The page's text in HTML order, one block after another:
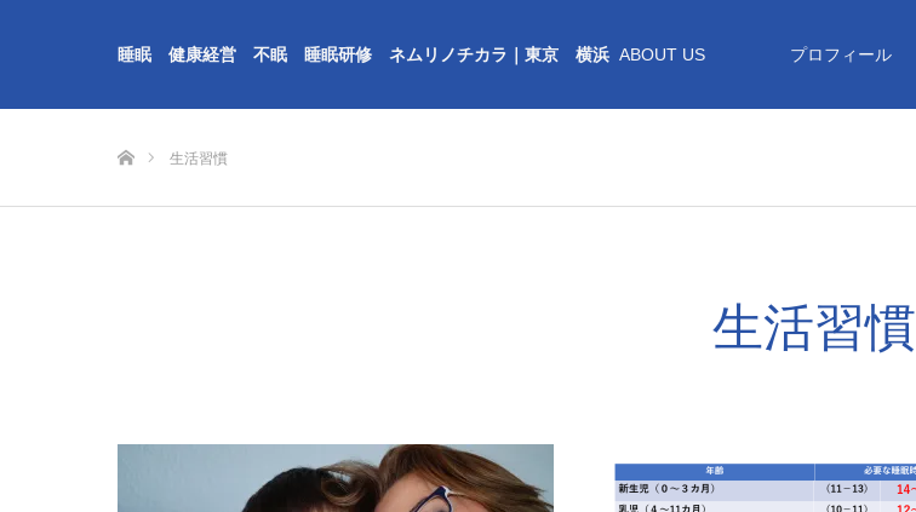
睡眠 健康経営 不眠 睡眠研修 ネムリノチカラ｜東京 横浜 ABOUT US プロフィール
生活習慣
生活習慣